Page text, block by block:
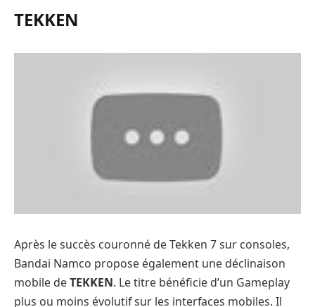
TEKKEN
Après le succès couronné de Tekken 7 sur consoles,
Bandai Namco propose également une déclinaison
mobile deTEKKEN. Le titre bénéficie d’un Gameplay
plus ou moins évolutif sur les interfaces mobiles. Il